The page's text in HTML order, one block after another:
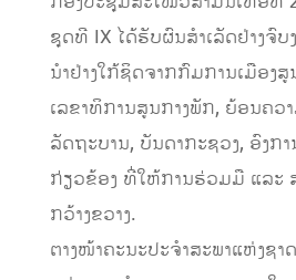
ຊຸດທີ IX ໄດ້ຮັບຜົນສໍາເລັດຢ່າງຈົ
ນໍາຢ່າງໃກ້ຊິດຈາກກົມການເມືອງ
ເລຂາທິການສູນກາງພັກ, ຍ້ອນຄວ
ລັດຖະບານ, ບັນດາກະຊວງ, ອົງກ
ກ່ຽວຂ້ອງ ທີ່ໃຫ້ການຮ່ວມມື ແລະ
ກວ້າງຂວາງ.
ຕາງໜ້າຄະນະປະຈໍາສະພາແຫ່ງຊາ